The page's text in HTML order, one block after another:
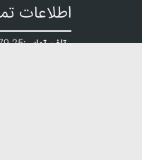
اطلاعات
تلفن تماس:25